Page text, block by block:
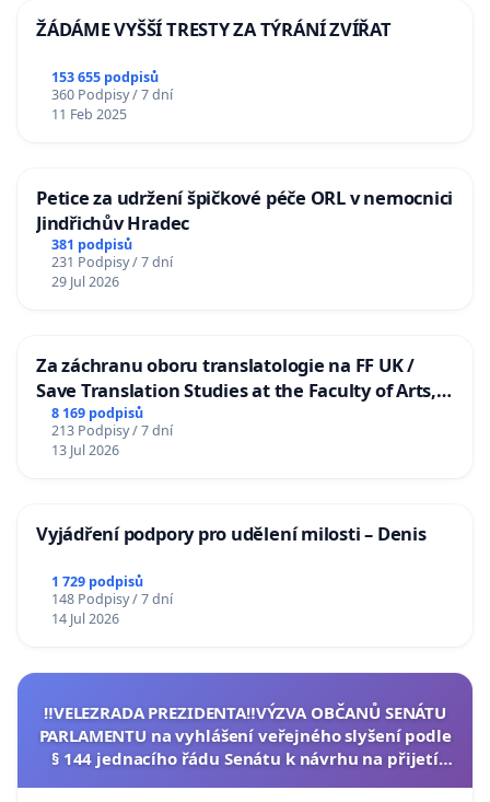
ŽÁDÁME VYŠŠÍ TRESTY ZA TÝRÁNÍ ZVÍŘAT
153 655 podpisů
360 Podpisy / 7 dní
11 Feb 2025
Petice za udržení špičkové péče ORL v nemocnici
Jindřichův Hradec
381 podpisů
231 Podpisy / 7 dní
29 Jul 2026
Za záchranu oboru translatologie na FF UK /
Save Translation Studies at the Faculty of Arts,
Charles University
8 169 podpisů
213 Podpisy / 7 dní
13 Jul 2026
Vyjádření podpory pro udělení milosti – Denis
1 729 podpisů
148 Podpisy / 7 dní
14 Jul 2026
‼️VELEZRADA PREZIDENTA‼️VÝZVA OBČANŮ SENÁTU
PARLAMENTU na vyhlášení veřejného slyšení podle
§ 144 jednacího řádu Senátu k návrhu na přijetí